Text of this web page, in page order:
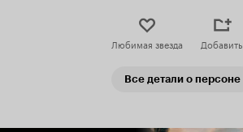
Любимая звезда Добавить
Все детали о персоне